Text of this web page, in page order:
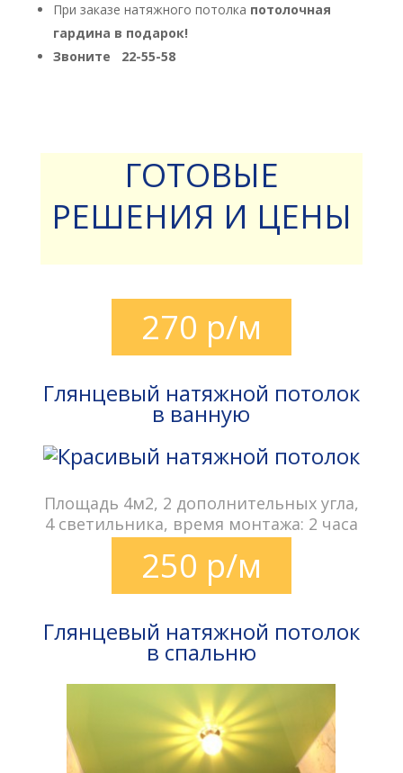
При заказе натяжного потолка потолочная
гардина в подарок!
Звоните 22-55-58
ГОТОВЫЕ
РЕШЕНИЯ И ЦЕНЫ
270 р/м
Глянцевый натяжной потолок
в ванную
Площадь 4м2, 2 дополнительных угла,
4 светильника, время монтажа: 2 часа
250 р/м
Глянцевый натяжной потолок
в спальню